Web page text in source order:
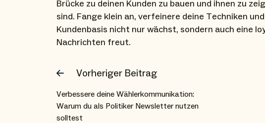
Brücke zu deinen Kunden zu bauen und ihnen zu
sind. Fange klein an, verfeinere deine Techniken
Kundenbasis nicht nur wächst, sondern auch eine
Nachrichten freut.
Vorheriger Beitrag
Verbessere deine Wählerkommunikation:
Warum du als Politiker Newsletter nutzen
solltest